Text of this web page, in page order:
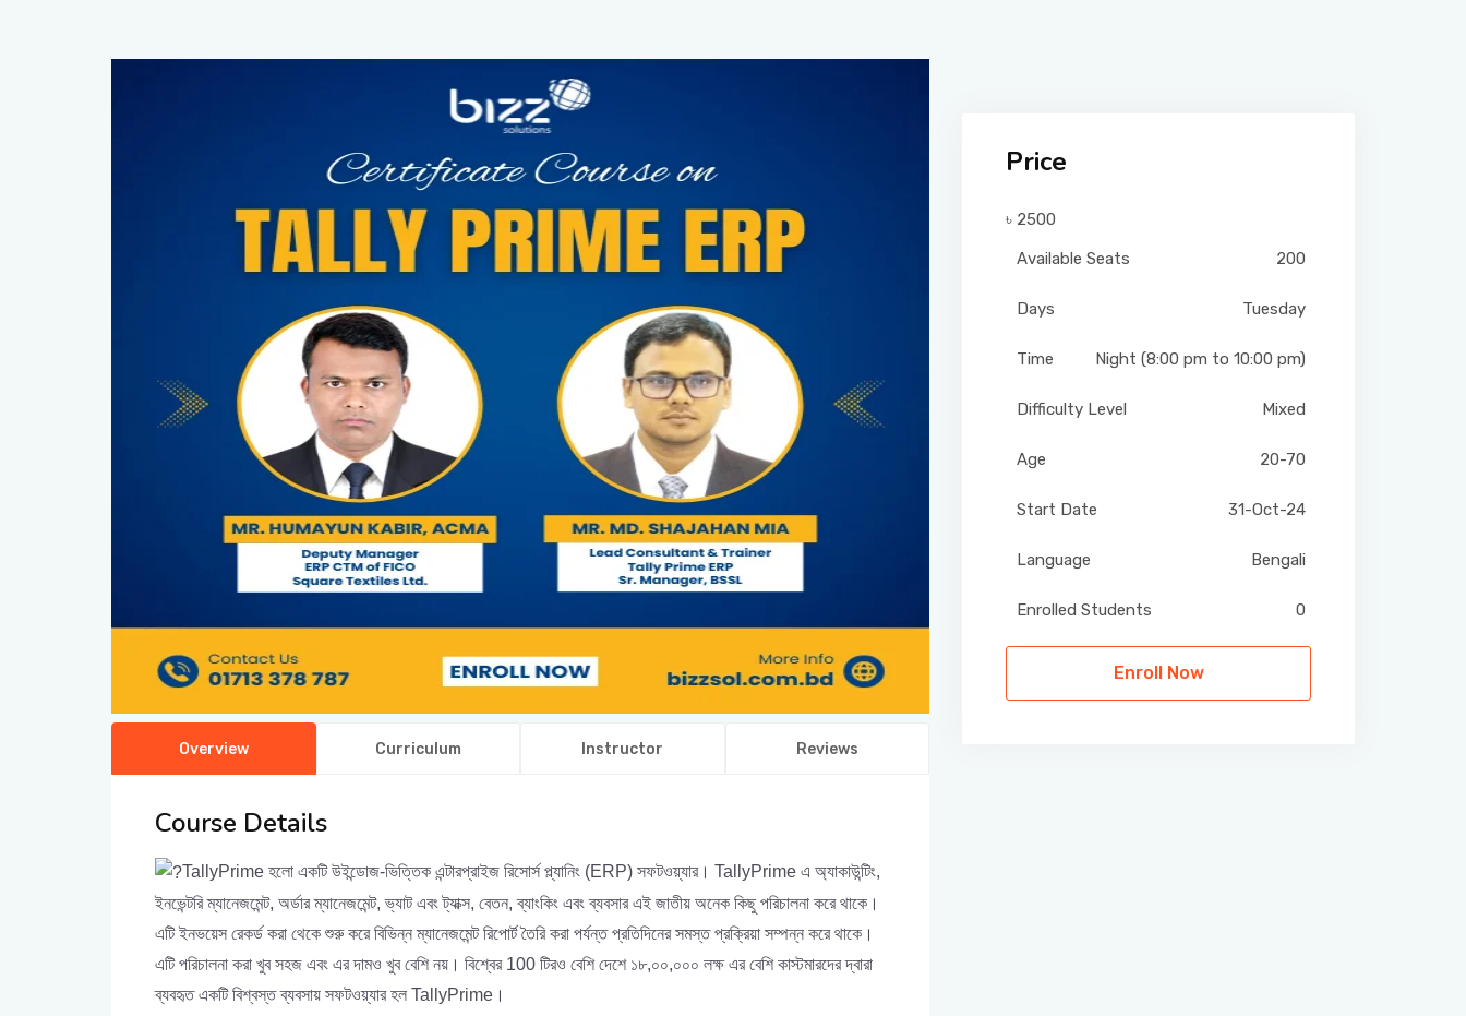
Overview Curriculum Instructor Reviews
Course Details
TallyPrime হলো একটি উইন্ডোজ-ভিত্তিক এন্টারপ্রাইজ রিসোর্স প্ল্যানিং (ERP) সফটওয়্যার। TallyPrime এ অ্যাকাউন্টিং,
ইনভেন্টরি ম্যানেজমেন্ট, অর্ডার ম্যানেজমেন্ট, ভ্যাট এবং ট্যাক্স, বেতন, ব্যাংকিং এবং ব্যবসার এই জাতীয় অনেক কিছু পরিচালনা করে থাকে।
এটি ইনভয়েস রেকর্ড করা থেকে শুরু করে বিভিন্ন ম্যানেজমেন্ট রিপোর্ট তৈরি করা পর্যন্ত প্রতিদিনের সমস্ত প্রক্রিয়া সম্পন্ন করে থাকে।
এটি পরিচালনা করা খুব সহজ এবং এর দামও খুব বেশি নয়। বিশ্বের 100 টিরও বেশি দেশে ১৮,০০,০০০ লক্ষ এর বেশি কাস্টমারদের দ্বারা
ব্যবহৃত একটি বিশ্বস্ত ব্যবসায় সফটওয়্যার হল TallyPrime।
Price
৳ 2500
Available Seats
200
Days Tuesday
Time Night (8:00 pm to 10:00 pm)
Difficulty Level Mixed
Age 20-70
Start Date 31-Oct-24
Language Bengali
Enrolled Students 0
Enroll Now